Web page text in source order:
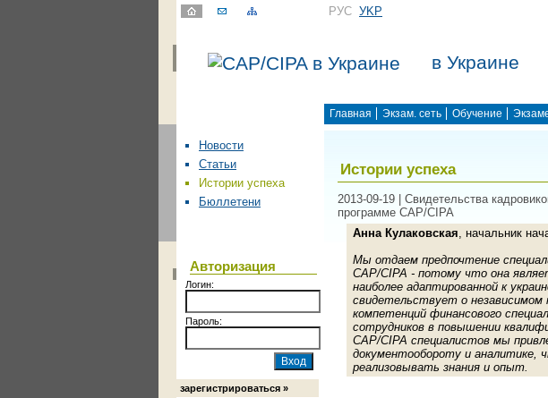
РУС УKР
в Украине
Главная Экзам. сеть Обучение
Новости
Статьи
Истории успеха
Бюллетени
Авторизация
Логин:
Пароль:
зарегистрироваться »
Истории успеха
2013-09-19 | Свидетельства
программе CAP/CIPA
Анна Кулаковская, начальник
Мы отдаем предпочтение
CAP/CIPA - потому что она
наиболее адаптированной к
свидетельствует о независимом
компетенций финансового
сотрудников в повышении
САР/CIPA специалистов мы
документообороту и аналитике,
реализовывать знания и опыт.